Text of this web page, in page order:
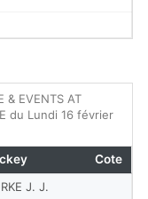
& EVENTS AT
du Lundi 16 février
J. J.
Cote